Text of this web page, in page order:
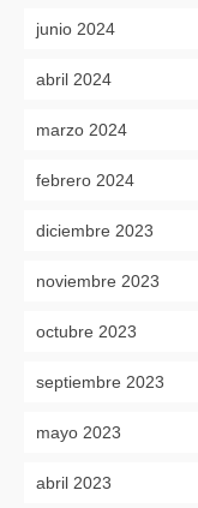
junio 2024
abril 2024
marzo 2024
febrero 2024
diciembre 2023
noviembre 2023
octubre 2023
septiembre 2023
mayo 2023
abril 2023